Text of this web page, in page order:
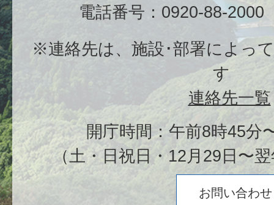
電話番号：0920-88-2000
※連絡先は、施設･部署によっ
す
連絡先一覧
開庁時間：午前8時45分
（土・日祝日・12月29日〜
お問い合わせ